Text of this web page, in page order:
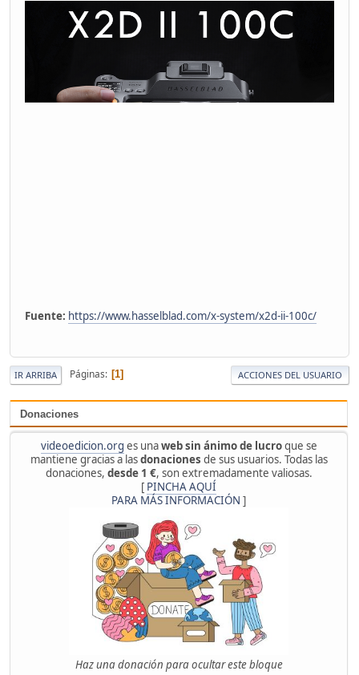
Donaciones
videoedicion.org es unaweb sin ánimo de lucroque se
mantiene gracias a lasdonaciones de sus usuarios. Todas las
donaciones, desde 1 €, son extremadamente valiosas.
[ PINCHA AQUÍ
PARA MÁS INFORMACIÓN ]
Haz una donación para ocultar este bloque
Fuente: https://www.hasselblad.com/x-system/x2d-ii-100c/
IR ARRIBA Páginas 1 ACCIONES DEL USUARIO